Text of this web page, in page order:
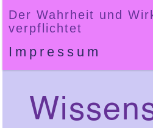
Der Wahrheit und
verpflichtet
Impressum